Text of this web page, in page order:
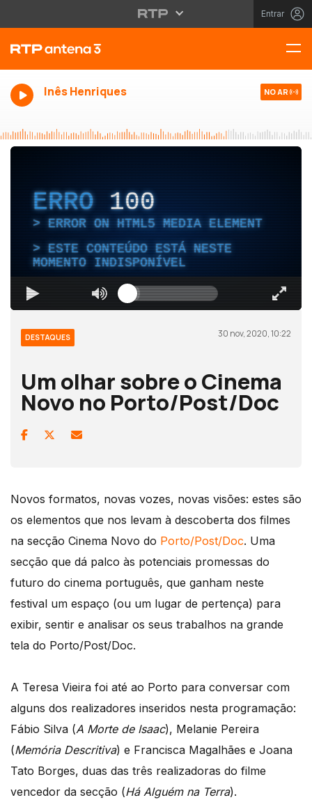
Entrar
Inês Henriques NO AR
ERRO 100
ERROR ON HTML5 MEDIA ELEMENT
ESTE CONTEÚDO ESTÁ NESTE
MOMENTO INDISPONÍVEL
DESTAQUES 30 nov, 2020, 10:22
Um olhar sobre o Cinema
Novo no Porto/Post/Doc
Novos formatos, novas vozes, novas visões: estes são
os elementos que nos levam à descoberta dos filmes
na secção Cinema Novo do Porto/Post/Doc. Uma
secção que dá palco às potenciais promessas do
futuro do cinema português, que ganham neste
festival um espaço (ou um lugar de pertença) para
exibir, sentir e analisar os seus trabalhos na grande
tela do Porto/Post/Doc.
A Teresa Vieira foi até ao Porto para conversar com
alguns dos realizadores inseridos nesta programação:
Fábio Silva (A Morte de Isaac), Melanie Pereira
(Memória Descritiva) e Francisca Magalhães e Joana
Tato Borges, duas das três realizadoras do filme
vencedor da secção (Há Alguém na Terra).